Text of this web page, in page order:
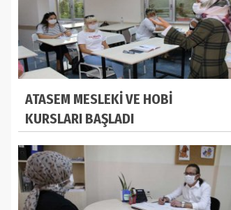
ATASEM MESLEKİ VE HOBİ
KURSLARI BAŞLADI